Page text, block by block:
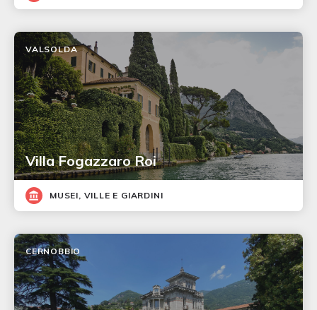
Villa Fogazzaro Roi
VALSOLDA
MUSEI, VILLE E GIARDINI
CERNOBBIO